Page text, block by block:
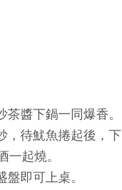
醬下鍋一同爆香。
，待魷魚捲起後，下
一起燒。
即可上桌。